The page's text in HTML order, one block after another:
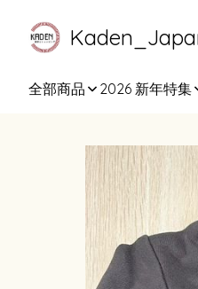
全部商品 2026 新年特集